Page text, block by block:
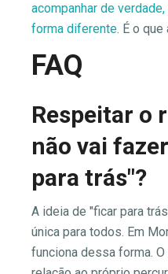
acompanhar de
forma diferente. É o que
FAQ
Respeitar o
não vai
para trás"?
A ideia de "ficar para
única para todos. Em
funciona dessa forma.